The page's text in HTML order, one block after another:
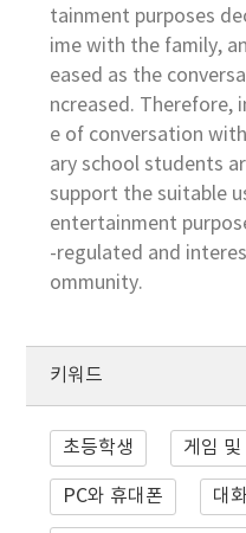
tainment purposes
ime with the family,
eased as the
ncreased. Therefore,
e of conversation
ary school students
support the suitable
entertainment
-regulated and
ommunity.
키워드
초등학생 게임
PC와 휴대폰 대